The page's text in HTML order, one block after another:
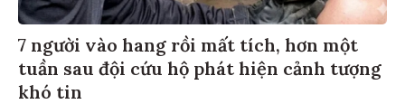
7 người vào hang rồi mất tích, hơn một
tuần sau đội cứu hộ phát hiện cảnh tượng
khó tin